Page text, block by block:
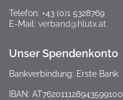
Telefon: +43 (0)1 5328769
E-Mail: verband@hlutx.at
Unser Spendenkonto
Bankverbindung: Erste Bank
IBAN: AT762011128943599100